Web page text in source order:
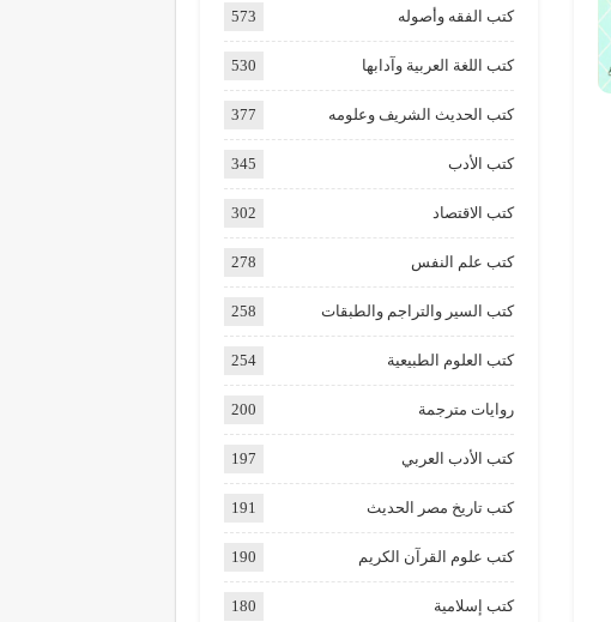
كتب الفقه وأصوله 573
كتب اللغة العربية وآدابها 530
كتب الحديث الشريف وعلومه 377
كتب الأدب 345
كتب الاقتصاد 302
كتب علم النفس 278
كتب السير والتراجم والطبقات 258
كتب العلوم الطبيعية 254
روايات مترجمة 200
كتب الأدب العربي 197
كتب تاريخ مصر الحديث 191
كتب علوم القرآن الكريم 190
كتب إسلامية 180